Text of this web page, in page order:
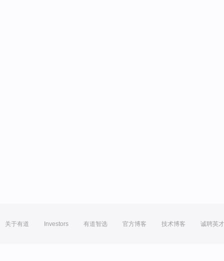
关于有道 Investors 有道智选 官方博客 技术博客 诚聘英才